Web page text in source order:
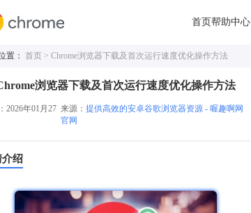
首页帮助中心
置： 首页 > Chrome浏览器下载及首次运行速度优化操作方法
浏览器下载及首次运行速度优化操作方法
2026年01月27 来源：提供高效的安卓谷歌浏览器资源 - 喔趣啊网
官网
介绍